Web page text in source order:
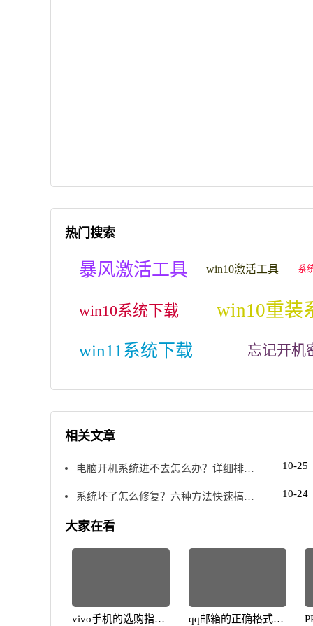
热门搜索
暴风激活工具 win10激活工具 系
win10系统下载 win10重装
win11系统下载 忘记开机
相关文章
10-25
10-24
大家在看
vivo手机的选购指 qq邮箱的正确格式解